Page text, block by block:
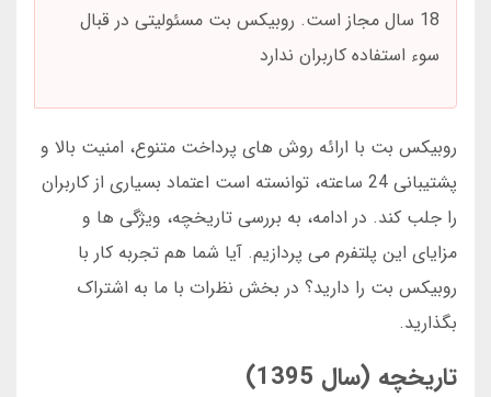
18 سال مجاز است. روبیکس بت مسئولیتی در قبال
سوء استفاده کاربران ندارد
روبیکس بت با ارائه روش های پرداخت متنوع، امنیت بالا و
پشتیبانی 24 ساعته، توانسته است اعتماد بسیاری از کاربران
را جلب کند. در ادامه، به بررسی تاریخچه، ویژگی ها و
مزایای این پلتفرم می پردازیم. آیا شما هم تجربه کار با
روبیکس بت را دارید؟ در بخش نظرات با ما به اشتراک
بگذارید.
تاریخچه (سال 1395)